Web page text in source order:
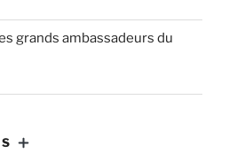
grands ambassadeurs du